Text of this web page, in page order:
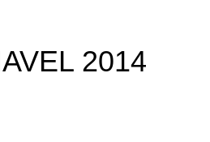
2014